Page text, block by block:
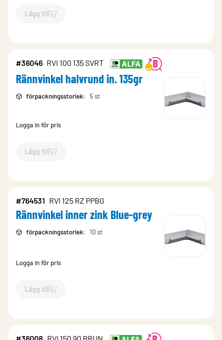
Lägg till
`$Lägg till
#36046 RVI 100 135 SVRT
Rännvinkel halvrund in. 135gr
förpackningsstorlek: 5 st
Logga in för pris
Lägg till
`$Lägg till
#764531 RVI 125 RZ PPBG
Rännvinkel inner zink Blue-grey
förpackningsstorlek: 10 st
Logga in för pris
Lägg till
`$Lägg till